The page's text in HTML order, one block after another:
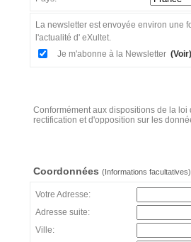
La newsletter est envoyée environ une
l'actualité d' eXultet.
Je m'abonne à la Newsletter (Voir)
Conformément aux dispositions de la
rectification et d'opposition sur les
Coordonnées (Informations facultatives)
Votre Adresse:
Adresse suite:
Ville: